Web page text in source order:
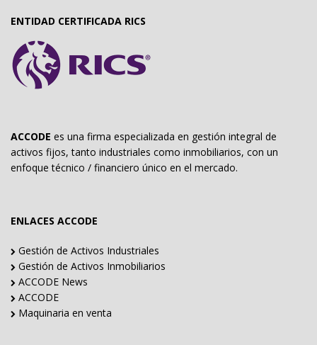
ENTIDAD CERTIFICADA RICS
ACCODE es una firma especializada en gestión integral de
activos fijos, tanto industriales como inmobiliarios, con un
enfoque técnico / financiero único en el mercado.
ENLACES ACCODE
Gestión de Activos Industriales
Gestión de Activos Inmobiliarios
ACCODE News
ACCODE
Maquinaria en venta